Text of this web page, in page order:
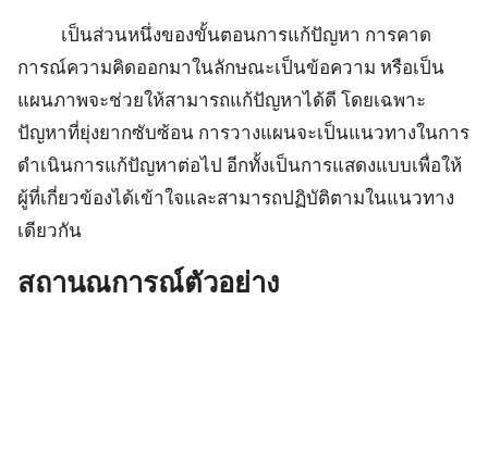
เป็นส่วนหนึ่งของขั้นตอนการแก้ปัญหา การคาด
การณ์ความคิดออกมาในลักษณะเป็นข้อความ หรือเป็น
แผนภาพจะช่วยให้สามารถแก้ปัญหาได้ดี โดยเฉพาะ
ปัญหาที่ยุ่งยากซับซ้อน การวางแผนจะเป็นแนวทางในการ
ดำเนินการแก้ปัญหาต่อไป อีกทั้งเป็นการแสดงแบบเพื่อให้
ผู้ที่เกี่ยวข้องได้เข้าใจและสามารถปฏิบัติตามในแนวทาง
เดียวกัน
สถานณการณ์ตัวอย่าง